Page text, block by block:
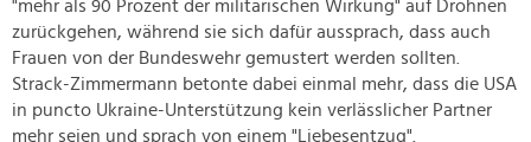
"mehr als 90 Prozent der militärischen Wirkung" auf Drohnen
zurückgehen, während sie sich dafür aussprach, dass auch
Frauen von der Bundeswehr gemustert werden sollten.
Strack-Zimmermann betonte dabei einmal mehr, dass die USA
in puncto Ukraine-Unterstützung kein verlässlicher Partner
mehr seien und sprach von einem "Liebesentzug".